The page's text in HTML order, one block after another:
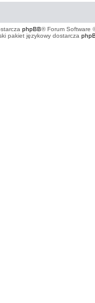
phpBB® Forum Software
pakiet językowy dostarcza